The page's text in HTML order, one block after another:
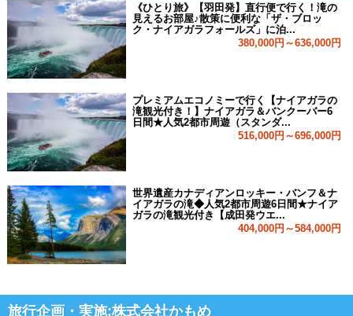
《ひとり旅》【羽田発】直行便で行く！滝の
見えるお部屋♪散策に便利な「ザ・ブロッ
ク・ナイアガラフォールズ」に泊...
380,000円～636,000円
プレミアムエコノミーで行く【ナイアガラの
滝観光付き！】ナイアガラ＆バンクーバー6
日間★人気2都市周遊（スタンダ...
516,000円～696,000円
世界遺産カナディアンロッキー・バンフ＆ナ
イアガラの滝◆人気2都市周遊6日間★ナイア
ガラの滝観光付き【成田発ウエ...
404,000円～584,000円
旅行企画・実施:株式会社かもめ